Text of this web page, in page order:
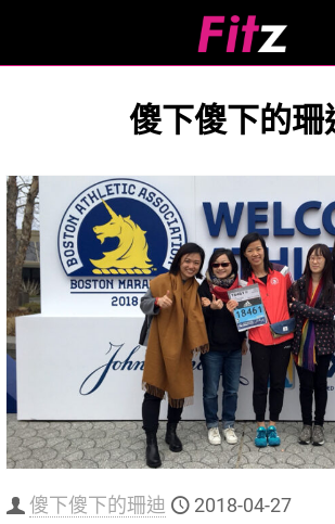
傻下傻下的珊
傻下傻下的珊迪 2018-04-27